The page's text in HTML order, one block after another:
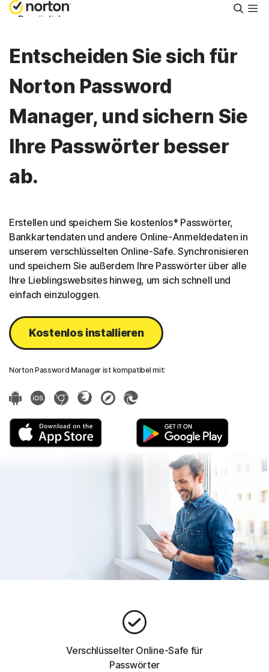
Persönlich
Small Business
Support
Kostenlos testen
Entscheiden Sie sich für
Norton Password
Manager, und sichern Sie
Ihre Passwörter besser
ab.
Erstellen und speichern Sie kostenlos* Passwörter,
Bankkartendaten und andere Online-Anmeldedaten in
unserem verschlüsselten Online-Safe. Synchronisieren
und speichern Sie außerdem Ihre Passwörter über alle
Ihre Lieblingswebsites hinweg, um sich schnell und
einfach einzuloggen.
Kostenlos installieren
Norton Password Manager ist kompatibel mit:
Verschlüsselter Online-Safe für
Passwörter